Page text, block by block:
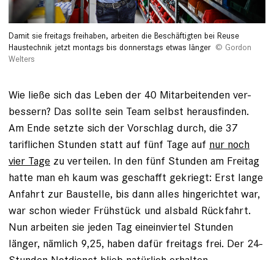
Damit sie freitags freihaben, arbeiten die Beschäftigten bei Reuse
Haustechnik jetzt montags bis donnerstags etwas länger
Gordon
Welters
Wie ließe sich das Leben der 40 Mitarbeitenden ver­
bessern? Das sollte sein Team selbst herausfinden.
Am ­Ende setzte sich der Vorschlag durch, die 37
tariflichen Stunden statt auf fünf Tage auf nur noch
vier Tage zu verteilen. In den fünf Stunden am Freitag
hatte man eh kaum was geschafft gekriegt: Erst lange
Anfahrt zur Baustelle, bis dann alles hingerichtet war,
war schon wieder Frühstück und alsbald Rückfahrt.
Nun arbeiten sie jeden Tag eineinviertel Stunden
länger, nämlich 9,25, haben dafür freitags frei. Der 24-